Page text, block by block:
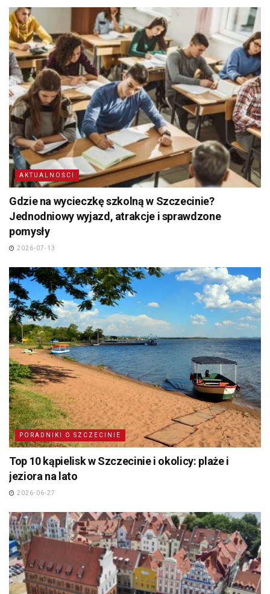
AKTUALNOŚCI
Gdzie na wycieczkę szkolną w Szczecinie?
Jednodniowy wyjazd, atrakcje i sprawdzone
pomysły
2026-07-13
PORADNIKI O SZCZECINIE
Top 10 kąpielisk w Szczecinie i okolicy: plaże i
jeziora na lato
2026-06-27